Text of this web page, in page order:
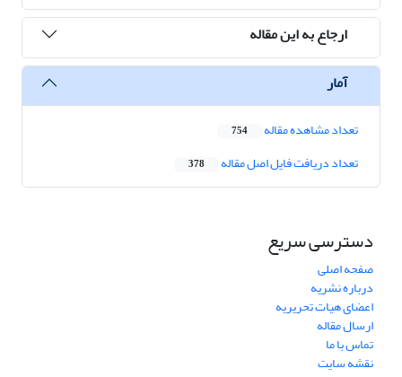
ارجاع به این مقاله
آمار
تعداد مشاهده مقاله 754
تعداد دریافت فایل اصل مقاله 378
دسترسی سریع
صفحه اصلی
درباره نشریه
اعضای هیات تحریریه
ارسال مقاله
تماس با ما
نقشه سایت